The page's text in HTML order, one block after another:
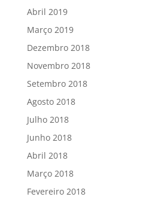
Abril 2019
Março 2019
Dezembro 2018
Novembro 2018
Setembro 2018
Agosto 2018
Julho 2018
Junho 2018
Abril 2018
Março 2018
Fevereiro 2018